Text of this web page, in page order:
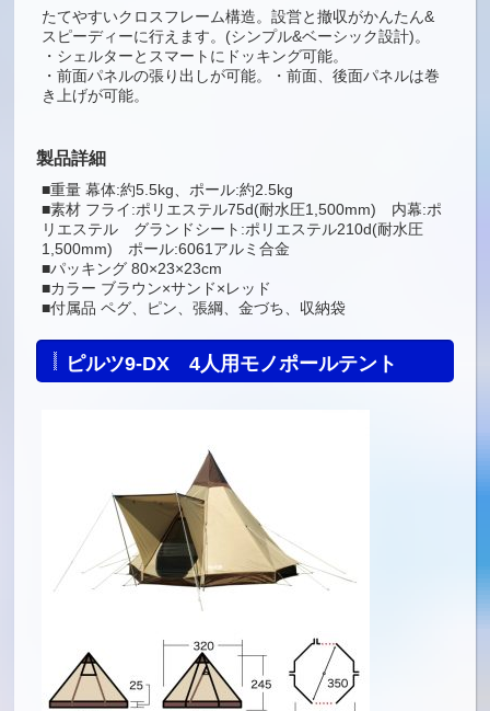
たてやすいクロスフレーム構造。設営と撤収がかんたん&
スピーディーに行えます。(シンプル&ベーシック設計)。
・シェルターとスマートにドッキング可能。
・前面パネルの張り出しが可能。・前面、後面パネルは巻
き上げが可能。
製品詳細
■重量 幕体:約5.5kg、ポール:約2.5kg
■素材 フライ:ポリエステル75d(耐水圧1,500mm) 内幕:ポ
リエステル グランドシート:ポリエステル210d(耐水圧
1,500mm) ポール:6061アルミ合金
■パッキング 80×23×23cm
■カラー ブラウン×サンド×レッド
■付属品 ペグ、ピン、張綱、金づち、収納袋
ピルツ9-DX 4人用モノポールテント